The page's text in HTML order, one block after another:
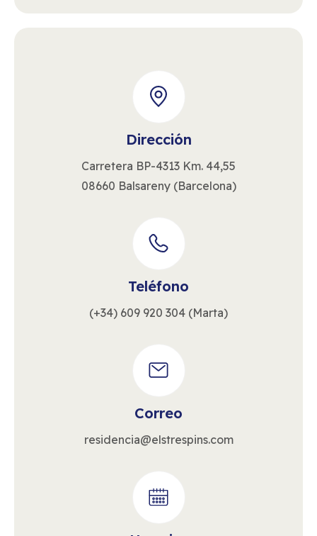
Dirección
Carretera BP-4313 Km. 44,55
08660 Balsareny (Barcelona)
Teléfono
(+34) 609 920 304 (Marta)
Correo
residencia@elstrespins.com